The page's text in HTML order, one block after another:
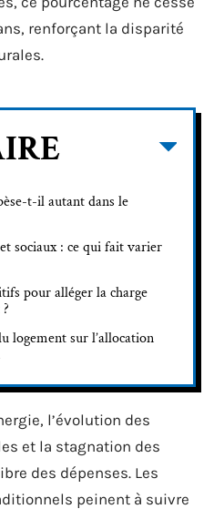
renforçant la disparité
t-il autant dans le
sociaux : ce qui fait varier
pour alléger la charge
logement sur l’allocation
l’évolution des
et la stagnation des
des dépenses. Les
peinent à suivre